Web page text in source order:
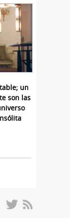
un
son las